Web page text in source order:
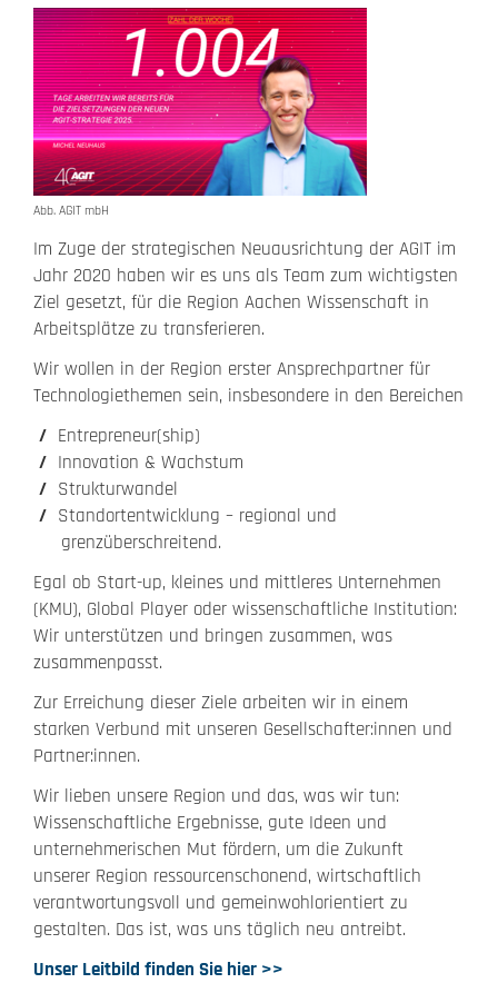
Abb. AGIT mbH
Im Zuge der strategischen Neuausrichtung der AGIT im
Jahr 2020 haben wir es uns als Team zum wichtigsten
Ziel gesetzt, für die Region Aachen Wissenschaft in
Arbeitsplätze zu transferieren.
Wir wollen in der Region erster Ansprechpartner für
Technologiethemen sein, insbesondere in den Bereichen
Entrepreneur(ship)
Innovation & Wachstum
Strukturwandel
Standortentwicklung – regional und
grenzüberschreitend.
Egal ob Start-up, kleines und mittleres Unternehmen
(KMU), Global Player oder wissenschaftliche Institution:
Wir unterstützen und bringen zusammen, was
zusammenpasst.
Zur Erreichung dieser Ziele arbeiten wir in einem
starken Verbund mit unseren Gesellschafter:innen und
Partner:innen.
Wir lieben unsere Region und das, was wir tun:
Wissenschaftliche Ergebnisse, gute Ideen und
unternehmerischen Mut fördern, um die Zukunft
unserer Region ressourcenschonend, wirtschaftlich
verantwortungsvoll und gemeinwohlorientiert zu
gestalten. Das ist, was uns täglich neu antreibt.
Unser Leitbild finden Sie hier >>